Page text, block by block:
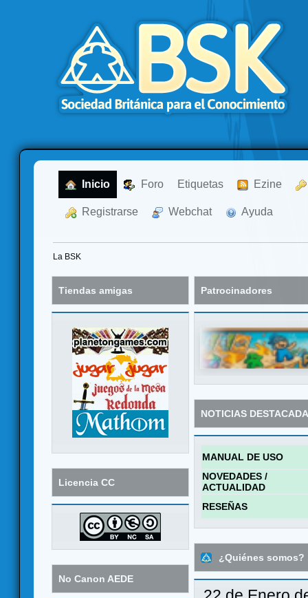
Inicio Foro Etiquetas Ezine
Registrarse Webchat Ayuda
La BSK
Tiendas amigas
Licencia CC
No Canon AEDE
Patrocinadores
NOTICIAS
MANUAL DE USO
NOVEDADES /
ACTUALIDAD
RESEÑAS
¿Quiénes somos?